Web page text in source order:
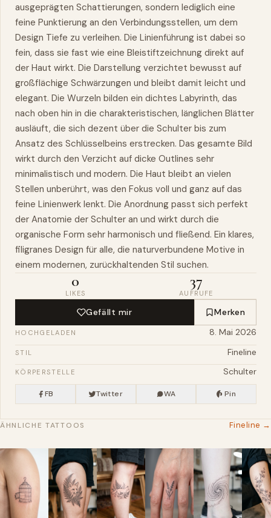
ausgeprägten Schattierungen, sondern lediglich eine
feine Punktierung an den Verbindungsstellen, um dem
Design Tiefe zu verleihen. Die Linienführung ist dabei so
fein, dass sie fast wie eine Bleistiftzeichnung direkt auf
der Haut wirkt. Die Darstellung verzichtet bewusst auf
großflächige Schwärzungen und bleibt damit leicht und
elegant. Die Wurzeln bilden ein dichtes Labyrinth, das
nach oben hin in die charakteristischen, länglichen Blätter
ausläuft, die sich dezent über die Schulter bis zum
Ansatz des Schlüsselbeins erstrecken. Das gesamte Bild
wirkt durch den Verzicht auf dicke Outlines sehr
minimalistisch und modern. Die Haut bleibt an vielen
Stellen unberührt, was den Fokus voll und ganz auf das
feine Linienwerk lenkt. Die Anordnung passt sich perfekt
der Anatomie der Schulter an und wirkt durch die
organische Form sehr harmonisch und fließend. Ein klares,
filigranes Design für alle, die naturverbundene Motive in
einem modernen, zurückhaltenden Stil suchen.
0
LIKES
37
AUFRUFE
Gefällt mir Merken
HOCHGELADEN 8. Mai 2026
STIL Fineline
KÖRPERSTELLE Schulter
FB Twitter WA Pin
ÄHNLICHE TATTOOS Fineline →